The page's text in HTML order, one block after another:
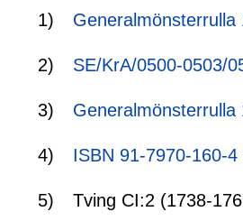
1) Generalmönsterrulla
2) SE/KrA/0500-0503/
3) Generalmönsterrulla
4) ISBN 91-7970-160-4
5) Tving CI:2 (1738-